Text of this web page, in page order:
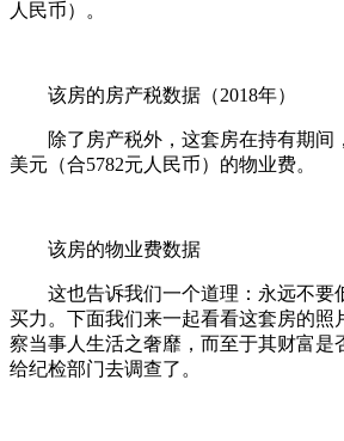
人民币）。
该房的房产税数据（2018年）
除了房产税外，这套房在持有期间
美元（合5782元人民币）的物业费。
该房的物业费数据
这也告诉我们一个道理：永远不要
买力。下面我们来一起看看这套房的照
察当事人生活之奢靡，而至于其财富是
给纪检部门去调查了。